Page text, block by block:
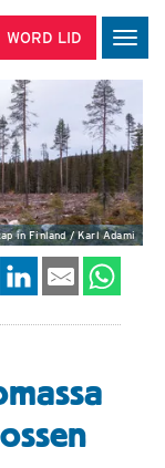
WORD LID
in Finland / Karl Adami